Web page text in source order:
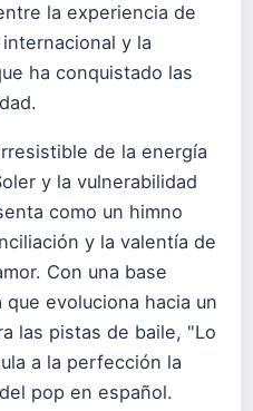
la experiencia de
y la
ha conquistado las
de la energía
y la vulnerabilidad
como un himno
y la valentía de
Con una base
evoluciona hacia un
las pistas de baile, "Lo
a la perfección la
pop en español.